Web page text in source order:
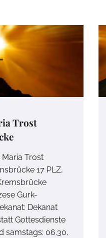
Trost
Maria Trost
17 PLZ,
Gurk-
Dekanat
Gottesdienste
samstags: 06.30,